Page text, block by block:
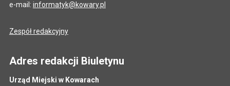
e-mail: informatyk@kowary.pl
Zespół redakcyjny
Adres redakcji Biuletynu
Urząd Miejski w Kowarach